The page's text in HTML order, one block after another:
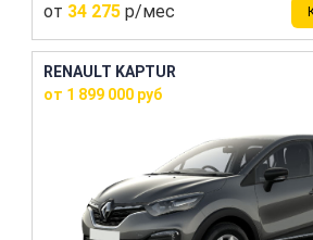
от 34 275 р/мес
RENAULT KAPTUR
от 1 899 000 руб